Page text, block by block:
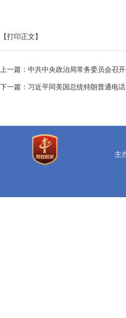
【打印正文】
上一篇： 中共中央政治局常务委员会召
下一篇： 习近平同美国总统特朗普通电话
主